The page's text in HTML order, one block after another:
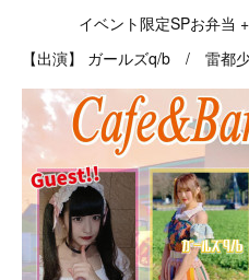
イベント限定SPお弁当 +
【出演】 ガールズq/b / 雷都